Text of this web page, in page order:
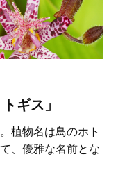
ギス」
植物名は鳥のホト
、優雅な名前とな